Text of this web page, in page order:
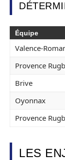
Équipe
Valence-
Provence
Brive
Oyonnax
Provence
LES